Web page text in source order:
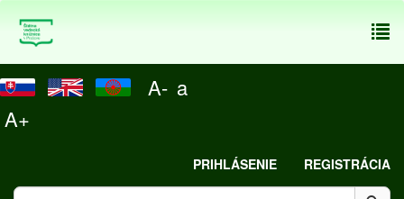
A- a
A+
PRIHLÁSENIE REGISTRÁCIA